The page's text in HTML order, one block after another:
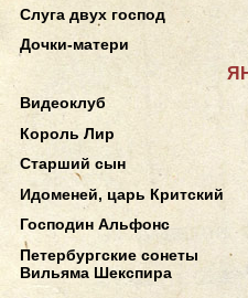
Слуга двух господ
Дочки-матери
Видеоклуб
Король Лир
Старший сын
Идоменей, царь Критский
Господин Альфонс
Петербургские сонеты
Вильяма Шекспира